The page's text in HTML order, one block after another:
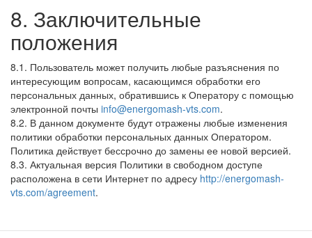
8. Заключительные
положения
8.1. Пользователь может получить любые разъяснения по
интересующим вопросам, касающимся обработки его
персональных данных, обратившись к Оператору с помощью
электронной почты info@energomash-vts.com.
8.2. В данном документе будут отражены любые изменения
политики обработки персональных данных Оператором.
Политика действует бессрочно до замены ее новой версией.
8.3. Актуальная версия Политики в свободном доступе
расположена в сети Интернет по адресу http://energomash-
vts.com/agreement.